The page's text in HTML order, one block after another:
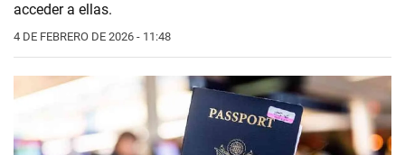
acceder a ellas.
4 DE FEBRERO DE 2026 - 11:48